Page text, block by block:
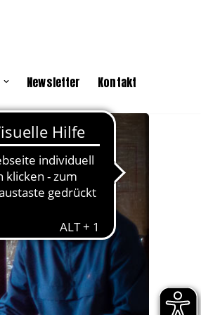
Newsletter Kontakt